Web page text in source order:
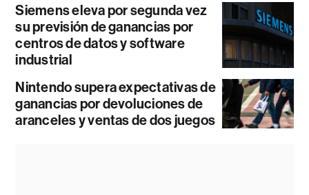
Siemens eleva por segunda vez
su previsión de ganancias por
centros de datos y software
industrial
Nintendo supera expectativas de
ganancias por devoluciones de
aranceles y ventas de dos juegos